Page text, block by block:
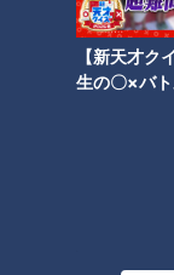
【新天才ク
生の〇×バト